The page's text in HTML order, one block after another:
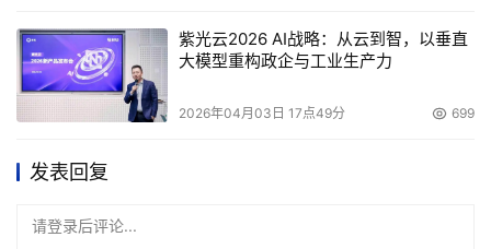
紫光云2026 AI战略：从云到智，以垂直
大模型重构政企与工业生产力
2026年04月03日 17点49分 699
发表回复
请登录后评论...